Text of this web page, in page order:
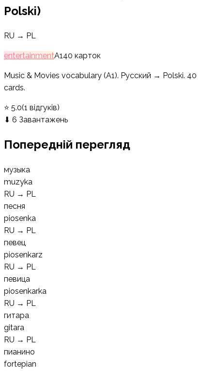
Polski)
RU → PL
entertainmentA140 карток
Music & Movies vocabulary (A1). Русский → Polski. 40
cards.
⭐ 5.0(1 відгуків)
⬇ 6 Завантажень
Попередній перегляд
музыка
muzyka
RU → PL
песня
piosenka
RU → PL
певец
piosenkarz
RU → PL
певица
piosenkarka
RU → PL
гитара
gitara
RU → PL
пианино
fortepian